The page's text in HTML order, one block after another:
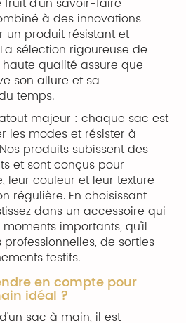
à des innovations
un produit résistant et
sélection rigoureuse de
qualité assure que
son allure et sa
temps.
majeur : chaque sac est
les modes et résister à
produits subissent des
et sont conçus pour
leur couleur et leur texture
régulière. En choisissant
dans un accessoire qui
importants, qu'il
de sorties
festifs.
en compte pour
idéal ?
sac à main, il est